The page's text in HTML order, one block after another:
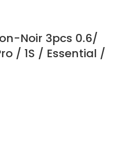
Noir 3pcs 0.6/
/ 1S / Essential /